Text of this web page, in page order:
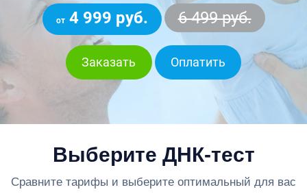
от4 999 руб. 6 499 руб.
Заказать Оплатить
Выберите ДНК-тест
Сравните тарифы и выберите оптимальный для вас